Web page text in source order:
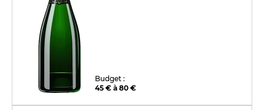
Budget :
45 € à 80 €